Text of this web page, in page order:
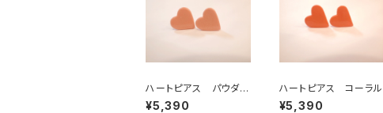
ハートピアス パウダー
ピンク
¥5,390
ハートピアス コーラル
¥5,390